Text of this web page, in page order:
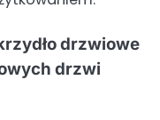
drzwiowe
drzwi